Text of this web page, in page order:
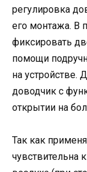
регулировка
его монтажа. В
фиксировать
помощи
на устройстве.
доводчик с
открытии на
Так как
чувствительна